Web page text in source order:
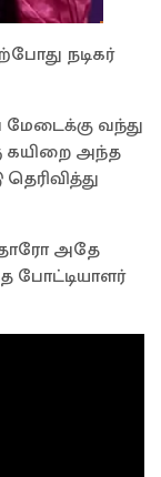
நடிகர்
வந்து
கயிறை அந்த
அதே
போட்டியாளர்